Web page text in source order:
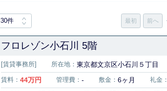
30件 最初 前へ
フロレゾン小石川 5階
[賃貸事務所] 所在地： 東京都文京区小石川５丁目
賃料： 44万円 管理費： - 敷金： 6ヶ月 礼金：